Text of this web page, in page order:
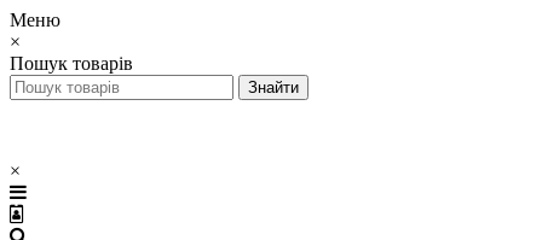
Меню
×
Пошук товарів
×